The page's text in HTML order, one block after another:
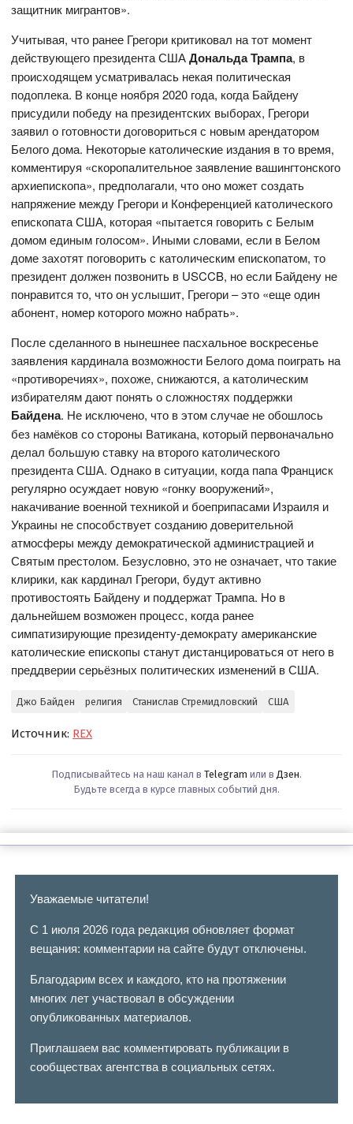
защитник мигрантов».
Учитывая, что ранее Грегори критиковал на тот момент
действующего президента СШАДональда Трампа, в
происходящем усматривалась некая политическая
подоплека. В конце ноября 2020 года, когда Байдену
присудили победу на президентских выборах, Грегори
заявил о готовности договориться с новым арендатором
Белого дома. Некоторые католические издания в то время,
комментируя «скоропалительное заявление вашингтонского
архиепископа», предполагали, что оно может создать
напряжение между Грегори и Конференцией католического
епископата США, которая «пытается говорить с Белым
домом единым голосом». Иными словами, если в Белом
доме захотят поговорить с католическим епископатом, то
президент должен позвонить в USCCB, но если Байдену не
понравится то, что он услышит, Грегори – это «еще один
абонент, номер которого можно набрать».
После сделанного в нынешнее пасхальное воскресенье
заявления кардинала возможности Белого дома поиграть на
«противоречиях», похоже, снижаются, а католическим
избирателям дают понять о сложностях поддержки
Байдена. Не исключено, что в этом случае не обошлось
без намёков со стороны Ватикана, который первоначально
делал большую ставку на второго католического
президента США. Однако в ситуации, когда папа Франциск
регулярно осуждает новую «гонку вооружений»,
накачивание военной техникой и боеприпасами Израиля и
Украины не способствует созданию доверительной
атмосферы между демократической администрацией и
Святым престолом. Безусловно, это не означает, что такие
клирики, как кардинал Грегори, будут активно
противостоять Байдену и поддержат Трампа. Но в
дальнейшем возможен процесс, когда ранее
симпатизирующие президенту-демократу американские
католические епископы станут дистанцироваться от него в
преддверии серьёзных политических изменений в США.
Джо Байден религия Станислав Стремидловский США
Источник: REX
Подписывайтесь на наш канал в Telegram или в Дзен.
Будьте всегда в курсе главных событий дня.
Уважаемые читатели!
С 1 июля 2026 года редакция обновляет формат
вещания: комментарии на сайте будут отключены.
Благодарим всех и каждого, кто на протяжении
многих лет участвовал в обсуждении
опубликованных материалов.
Приглашаем вас комментировать публикации в
сообществах агентства в социальных сетях.